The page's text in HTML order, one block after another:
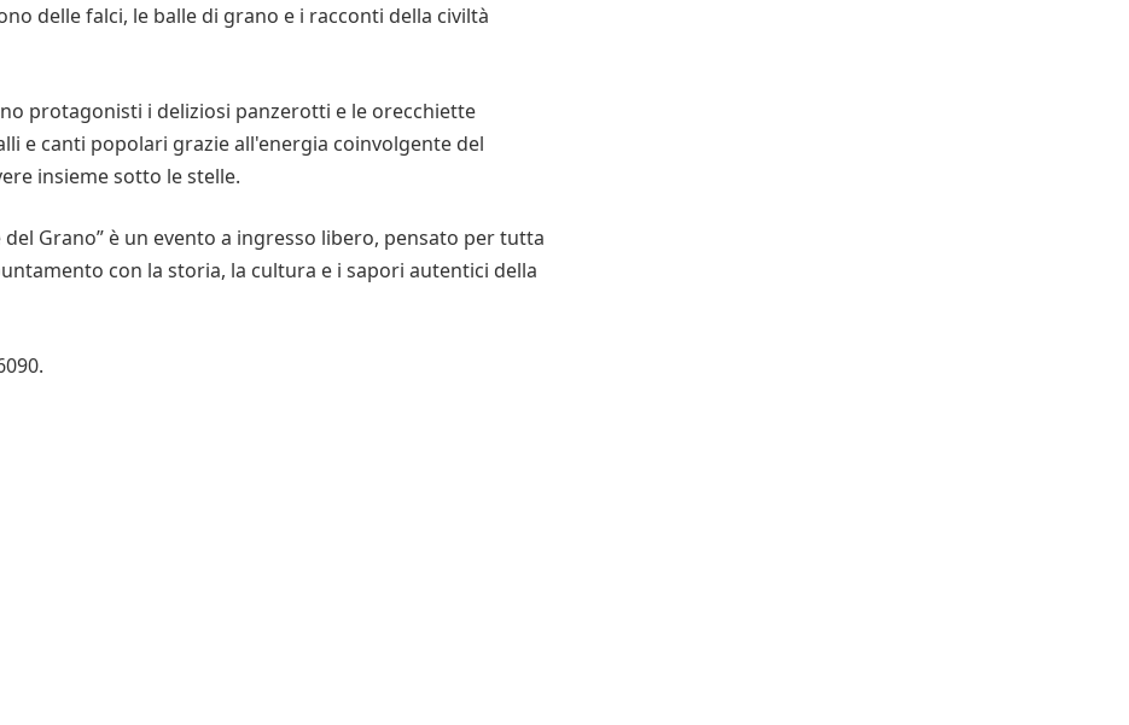
delle falci, le balle di grano e i racconti della civiltà
protagonisti i deliziosi panzerotti e le orecchiette
e canti popolari grazie all'energia coinvolgente del
insieme sotto le stelle.
Grano” è un evento a ingresso libero, pensato per tutta
con la storia, la cultura e i sapori autentici della